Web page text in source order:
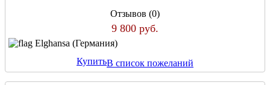
Отзывов (0)
9 800 руб.
Elghansa (Германия)
КупитьВ список пожеланий